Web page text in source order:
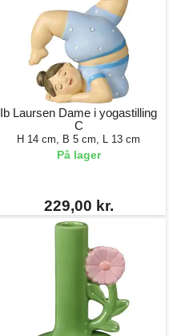
Ib Laursen Dame i yogastilling
C
H 14 cm, B 5 cm, L 13 cm
På lager
229,00 kr.